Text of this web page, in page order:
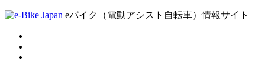
eバイク（電動アシスト自転車）情報サイト